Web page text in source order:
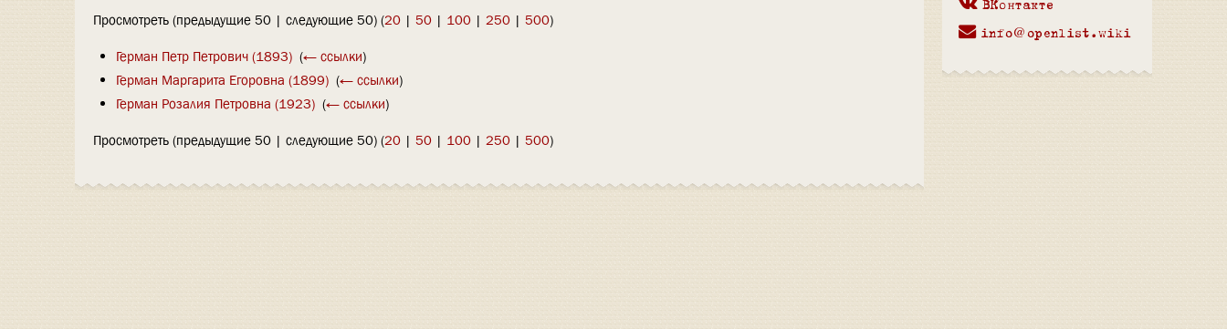
Просмотреть (предыдущие 50 | следующие 50) (20 | 50 | 100 | 250 | 500)
Герман Петр Петрович (1893)‎ (← ссылки)
Герман Маргарита Егоровна (1899)‎ (← ссылки)
Герман Розалия Петровна (1923)‎ (← ссылки)
Просмотреть (предыдущие 50 | следующие 50) (20 | 50 | 100 | 250 | 500)
ВКонтакте
info@openlist.wiki